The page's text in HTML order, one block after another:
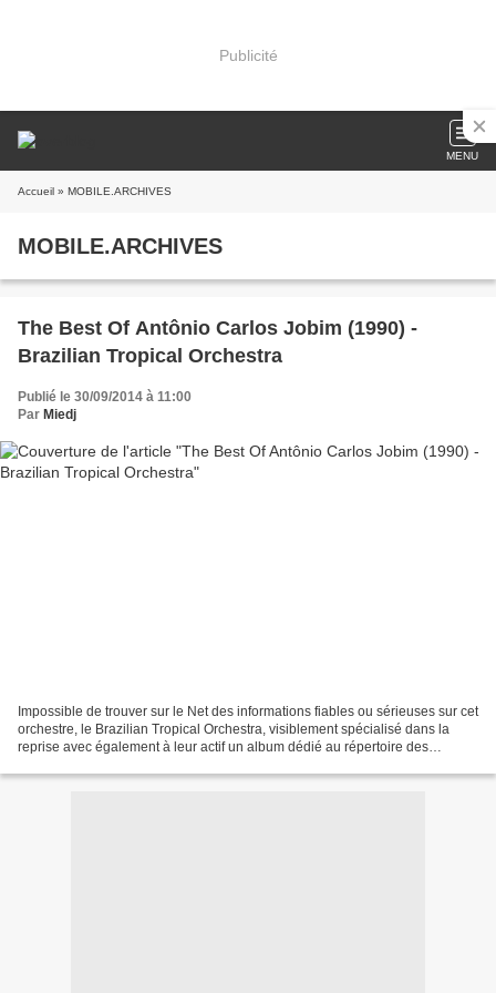
Publicité
MENU
Accueil » MOBILE.ARCHIVES
MOBILE.ARCHIVES
The Best Of Antônio Carlos Jobim (1990) -
Brazilian Tropical Orchestra
Publié le 30/09/2014 à 11:00
Par Miedj
Impossible de trouver sur le Net des informations fiables ou sérieuses sur cet
orchestre, le Brazilian Tropical Orchestra, visiblement spécialisé dans la
reprise avec également à leur actif un album dédié au répertoire des